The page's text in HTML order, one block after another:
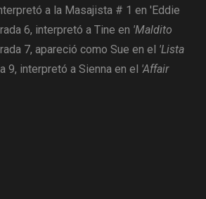
a la Masajista # 1 en 'Eddie
6, interpretó a Tine en 'Maldito
7, apareció como Sue en el 'Lista
9, interpretó a Sienna en el 'Affair